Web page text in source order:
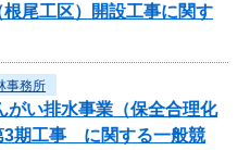
尾工区）開設工事に関す
事務所
がい排水事業（保全合理化
期工事 に関する一般競